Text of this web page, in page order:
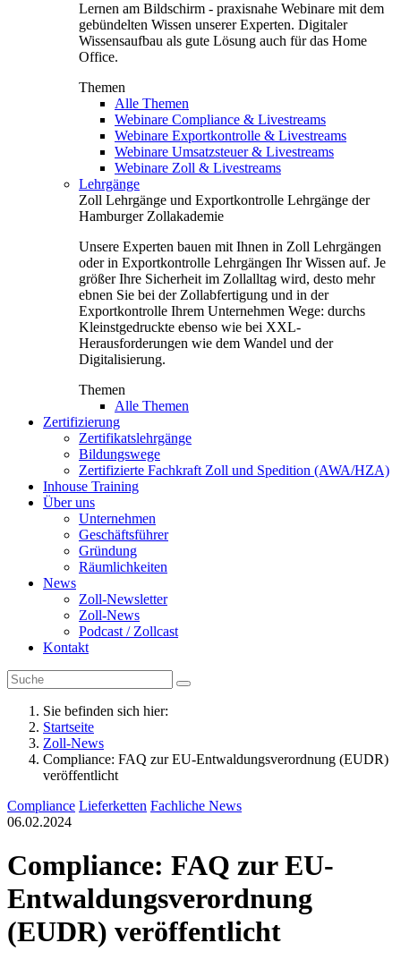
Lernen am Bildschirm - praxisnahe Webinare mit dem
gebündelten Wissen unserer Experten. Digitaler
Wissensaufbau als gute Lösung auch für das Home
Office.
Themen
Alle Themen
Webinare Compliance & Livestreams
Webinare Exportkontrolle & Livestreams
Webinare Umsatzsteuer & Livestreams
Webinare Zoll & Livestreams
Lehrgänge
Zoll Lehrgänge und Exportkontrolle Lehrgänge der
Hamburger Zollakademie
Unsere Experten bauen mit Ihnen in Zoll Lehrgängen
oder in Exportkontrolle Lehrgängen Ihr Wissen auf. Je
größer Ihre Sicherheit im Zollalltag wird, desto mehr
ebnen Sie bei der Zollabfertigung und in der
Exportkontrolle Ihrem Unternehmen Wege: durchs
Kleinstgedruckte ebenso wie bei XXL-
Herausforderungen wie dem Wandel und der
Digitalisierung.
Themen
Alle Themen
Zertifizierung
Zertifikatslehrgänge
Bildungswege
Zertifizierte Fachkraft Zoll und Spedition (AWA/HZA)
Inhouse Training
Über uns
Unternehmen
Geschäftsführer
Gründung
Räumlichkeiten
News
Zoll-Newsletter
Zoll-News
Podcast / Zollcast
Kontakt
Sie befinden sich hier:
Startseite
Zoll-News
Compliance: FAQ zur EU-Entwaldungsverordnung (EUDR)
veröffentlicht
Compliance Lieferketten Fachliche News
06.02.2024
Compliance: FAQ zur EU-
Entwaldungsverordnung
(EUDR) veröffentlicht